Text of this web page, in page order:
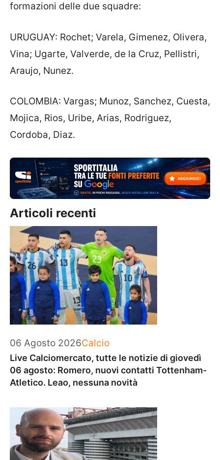
formazioni delle due squadre:
URUGUAY: Rochet; Varela, Gimenez, Olivera,
Vina; Ugarte, Valverde, de la Cruz, Pellistri,
Araujo, Nunez.
COLOMBIA: Vargas; Munoz, Sanchez, Cuesta,
Mojica, Rios, Uribe, Arias, Rodriguez,
Cordoba, Diaz.
Articoli recenti
06 Agosto 2026Categorie
Calcio
Live Calciomercato, tutte le notizie di giovedì
06 agosto: Romero, nuovi contatti Tottenham-
Atletico. Leao, nessuna novità